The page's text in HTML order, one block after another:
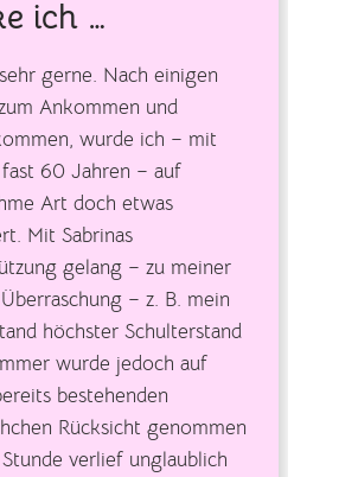
ich …
gerne. Nach einigen
Ankommen und
wurde ich – mit
60 Jahren – auf
Art doch etwas
Mit Sabrinas
gelang – zu meiner
– z. B. mein
höchster Schulterstand
wurde jedoch auf
bestehenden
Rücksicht genommen
verlief unglaublich